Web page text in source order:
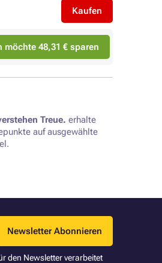
Kaufen
möchte 48,31 € sparen
Treue. erhalte
auf ausgewählte
Newsletter Abonnieren
den Newsletter verarbeitet